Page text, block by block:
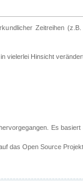
Zeitreihen
vielerlei Hinsicht
Es basiert
das Open Source Projekt.